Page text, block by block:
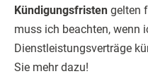
Kündigungsfristen gelten
muss ich beachten, wenn
Dienstleistungsverträge
Sie mehr dazu!